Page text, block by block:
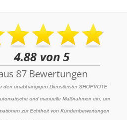
den unabhängigen Dienstleister SHOPVOTE
und manuelle Maßnahmen ein, um
zur Echtheit von Kundenbewertungen